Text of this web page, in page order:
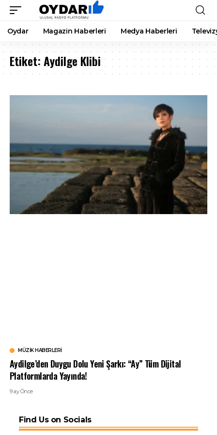
Oydar Magazin Haberleri Medya Haberleri
Etiket:Aydilge Klibi
MÜZIK HABERLERI
Aydilge’den Duygu Dolu Yeni Şarkı: “Ay” Tüm Dijital
Platformlarda Yayında!
9 ay Önce
Find Us on Socials